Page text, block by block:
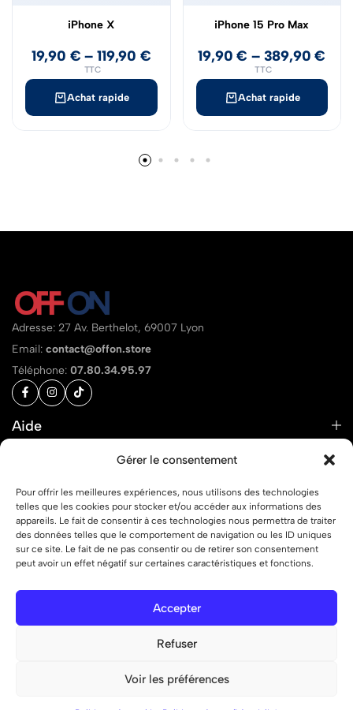
Gérer le consentement
Pour offrir les meilleures expériences, nous utilisons des technologies
telles que les cookies pour stocker et/ou accéder aux informations des
appareils. Le fait de consentir à ces technologies nous permettra de traiter
des données telles que le comportement de navigation ou les ID uniques
sur ce site. Le fait de ne pas consentir ou de retirer son consentement
peut avoir un effet négatif sur certaines caractéristiques et fonctions.
Accepter
Refuser
Voir les préférences
Achat rapide
iPhone X
19,90 € –119,90 €
TTC
Achat rapide
iPhone 15 Pro Max
19,90€ – 389,90€
TTC
Adresse: 27 Av. Berthelot, 69007 Lyon
Email: contact@offon.store
Téléphone: 07.80.34.95.97
Aide
© 2026 OFF ON – Tous droits réservés.